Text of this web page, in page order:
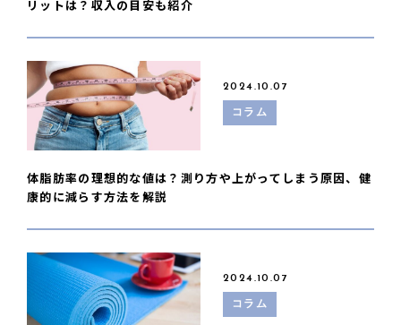
リットは？収入の目安も紹介
2024.10.07
コラム
体脂肪率の理想的な値は？測り方や上がってしまう原因、健
康的に減らす方法を解説
2024.10.07
コラム